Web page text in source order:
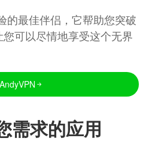
的最佳伴侣，它帮助您突破
可以尽情地享受这个无界
需求的应用